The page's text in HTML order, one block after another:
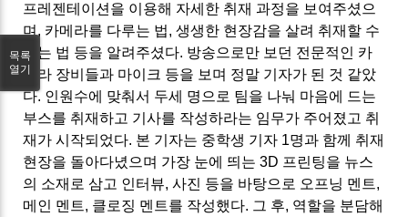
프레젠테이션을 이용해 자세한 취재 과정을 보여주셨으
며, 카메라를 다루는 법, 생생한 현장감을 살려 취재할 수
있는 법 등을 알려주셨다. 방송으로만 보던 전문적인 카
메라 장비들과 마이크 등을 보며 정말 기자가 된 것 같았
다. 인원수에 맞춰서 두세 명으로 팀을 나눠 마음에 드는
부스를 취재하고 기사를 작성하라는 임무가 주어졌고 취
재가 시작되었다. 본 기자는 중학생 기자 1명과 함께 취재
현장을 돌아다녔으며 가장 눈에 띄는 3D 프린팅을 뉴스
의 소재로 삼고 인터뷰, 사진 등을 바탕으로 오프닝 멘트,
메인 멘트, 클로징 멘트를 작성했다. 그 후, 역할을 분담해
목록
열기